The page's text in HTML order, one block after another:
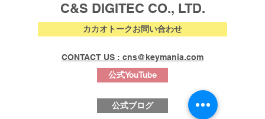
C&S DIGITEC CO., LTD.
カカオトークお問い合わせ
CONTACT US : cns@keymania.com
公式YouTube
公式ブログ